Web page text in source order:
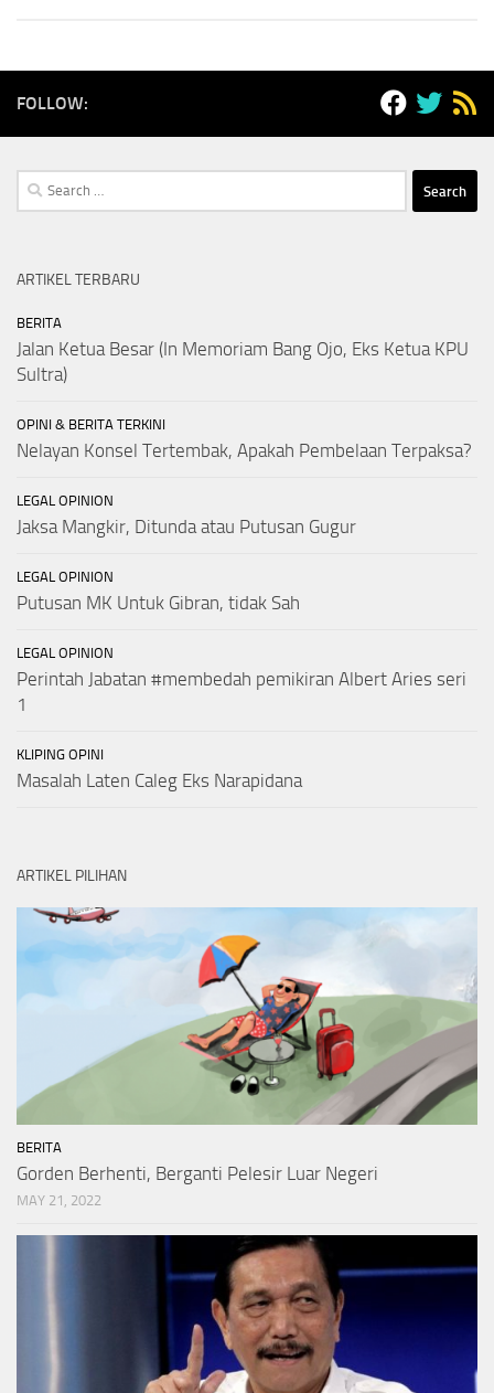
FOLLOW:
Search
for:
ARTIKEL TERBARU
BERITA
Jalan Ketua Besar (In Memoriam Bang Ojo, Eks Ketua KPU
Sultra)
OPINI & BERITA TERKINI
Nelayan Konsel Tertembak, Apakah Pembelaan Terpaksa?
LEGAL OPINION
Jaksa Mangkir, Ditunda atau Putusan Gugur
LEGAL OPINION
Putusan MK Untuk Gibran, tidak Sah
LEGAL OPINION
Perintah Jabatan #membedah pemikiran Albert Aries seri
1
KLIPING OPINI
Masalah Laten Caleg Eks Narapidana
ARTIKEL PILIHAN
BERITA
Gorden Berhenti, Berganti Pelesir Luar Negeri
MAY 21, 2022